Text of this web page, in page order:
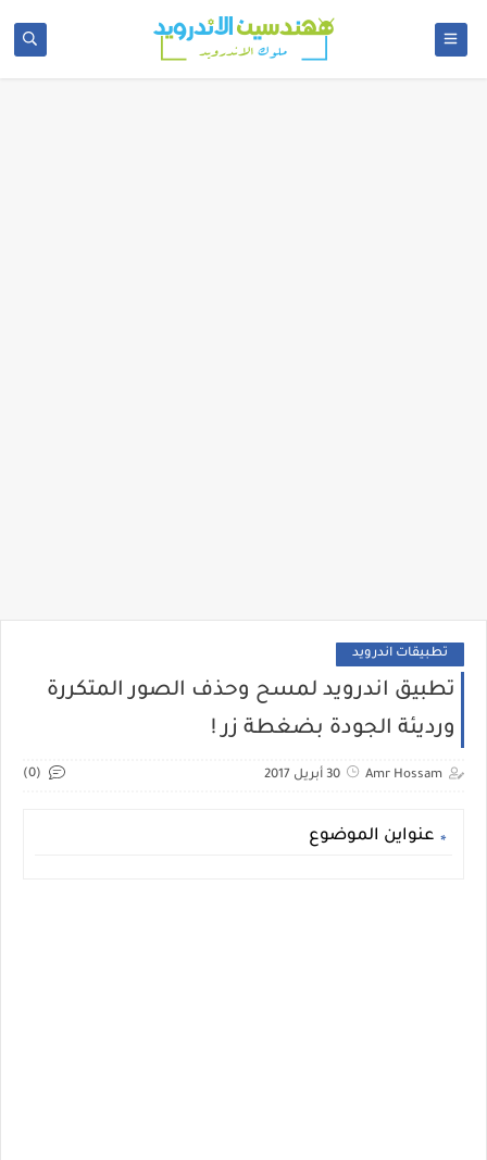
تطبيقات اندرويد
تطبيق اندرويد لمسح وحذف الصور المتكررة
ورديئة الجودة بضغطة زر !
Amr Hossam 30 أبريل 2017 (0)
عنواين الموضوع